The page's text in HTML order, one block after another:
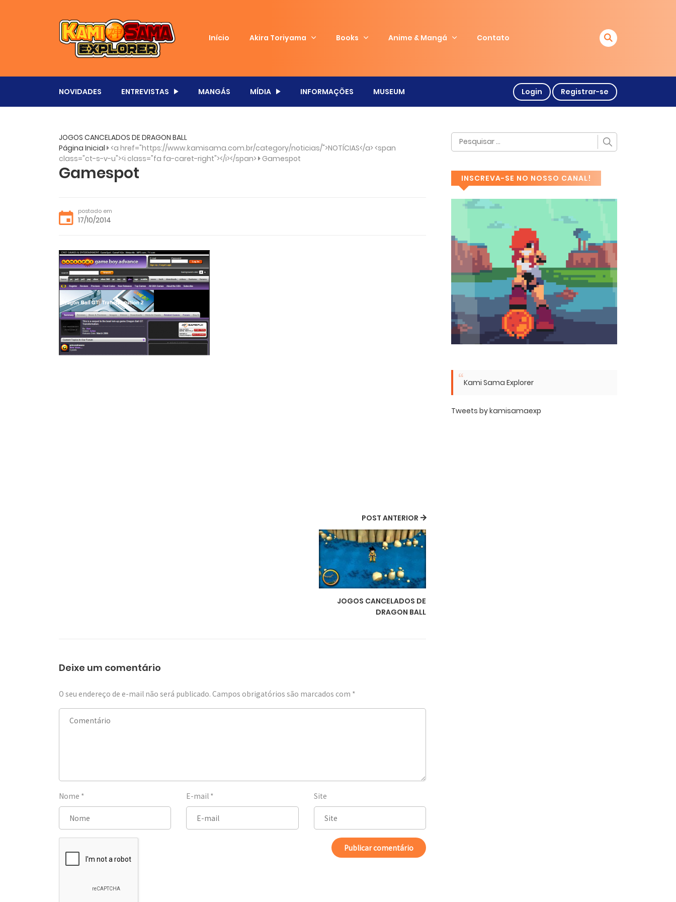
Início Akira Toriyama Books Anime & Mangá Contato
NOVIDADES ENTREVISTAS MANGÁS MÍDIA INFORMAÇÕES MUSEUM Login Registrar-se
JOGOS CANCELADOS DE DRAGON BALL
Página Inicial <a href="https://www.kamisama.com.br/category/noticias/">NOTÍCIAS</a> <span
class="ct-s-v-u"><i class="fa fa-caret-right"></i></span> Gamespot
Gamespot
postado em
17/10/2014
POST ANTERIOR
JOGOS CANCELADOS DE
DRAGON BALL
Deixe um comentário
O seu endereço de e-mail não será publicado. Campos obrigatórios são marcados com *
Nome * E-mail * Site
INSCREVA-SE NO NOSSO CANAL!
Kami Sama Explorer
Tweets by kamisamaexp